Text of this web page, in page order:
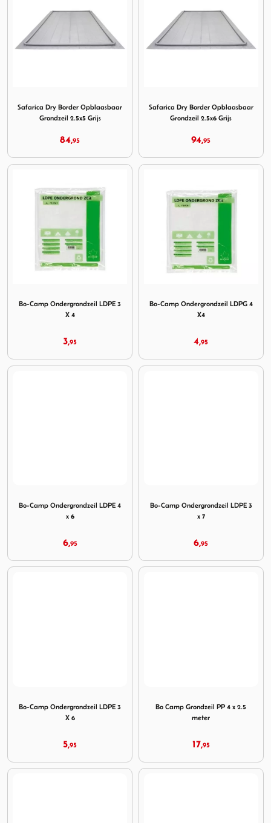
Safarica Dry Border Opblaasbaar
Grondzeil 2.5x5 Grijs
84,95
Safarica Dry Border Opblaasbaar
Grondzeil 2.5x6 Grijs
94,95
Bo-Camp Ondergrondzeil LDPE 3
X 4
3,95
Bo-Camp Ondergrondzeil LDPG 4
X4
4,95
Bo-Camp Ondergrondzeil LDPE 4
x 6
6,95
Bo-Camp Ondergrondzeil LDPE 3
x 7
6,95
Bo-Camp Ondergrondzeil LDPE 3
X 6
5,95
Bo Camp Grondzeil PP 4 x 2.5
meter
17,95